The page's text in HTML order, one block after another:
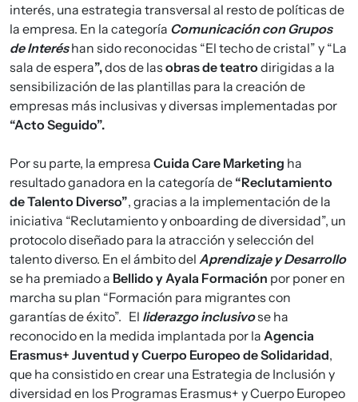
interés, una estrategia transversal al resto de políticas de
la empresa. En la categoría Comunicación con Grupos
de Interéshan sido reconocidas “El techo de cristal” y “La
sala de espera”,dos de las obras de teatro dirigidas a la
sensibilización de las plantillas para la creación de
empresas más inclusivas y diversas implementadas por
“Acto Seguido”.
Por su parte, la empresa Cuida Care Marketing ha
resultado ganadora en la categoría de “Reclutamiento
de Talento Diverso”, gracias a la implementación de la
iniciativa “Reclutamiento y onboarding de diversidad”, un
protocolo diseñado para la atracción y selección del
talento diverso. En el ámbito del Aprendizaje y Desarrollo
se ha premiado a Bellido y Ayala Formación por poner en
marcha su plan “Formación para migrantes con
garantías de éxito”. El liderazgo inclusivose ha
reconocido en la medida implantada por la Agencia
Erasmus+ Juventud y Cuerpo Europeo de Solidaridad,
que ha consistido en crear una Estrategia de Inclusión y
diversidad en los Programas Erasmus+ y Cuerpo Europeo